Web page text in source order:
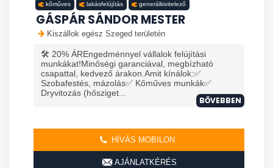
kőműves lakásfelújítás generálkivitelező
GÁSPÁR SÁNDOR MESTER
Kiszállok egész Szeged területén
🛠️ 20% ÁREngedménnyel vállalok felújítási
munkákat!Minőségi garanciával, megbízható
csapattal, kedvező árakon.Amit kínálok:✅
Szobafestés, mázolás✅ Kőműves munkák✅
Dryvitozás (hősziget...
BŐVEBBEN
HÍVÁS MOBILON
AJÁNLATKÉRÉS